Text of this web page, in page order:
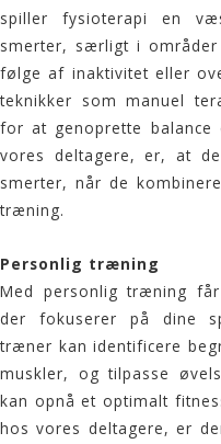
spiller fysioterapi en
smerter, særligt i
følge af inaktivitet eller
teknikker som manuel
for at genoprette
vores deltagere, er, at
smerter, når de
træning.
Personlig træning
Med personlig træning
der fokuserer på dine
træner kan identificere
muskler, og tilpasse
kan opnå et optimalt
hos vores deltagere, er